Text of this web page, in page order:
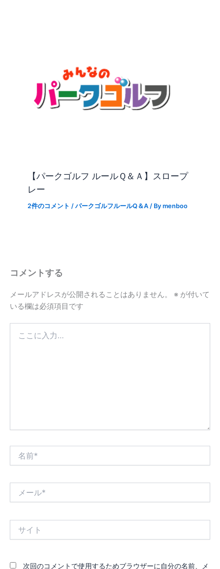
【パークゴルフ ルールＱ＆Ａ】スロープ
レー
2件のコメント /パークゴルフルールQ＆A / Bymenboo
コメントする
メールアドレスが公開されることはありません。 ※ が付いて
いる欄は必須項目です
次回のコメントで使用するためブラウザーに自分の名前、メ